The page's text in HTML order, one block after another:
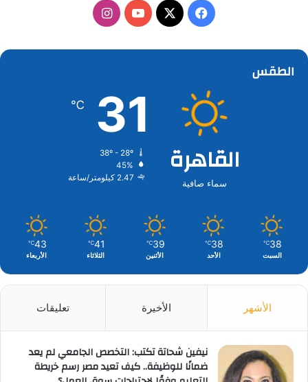
فيسبوك
‫X
‫YouTubeانستقرام
الطقس
القاهرة
سماء صافية
31
℃
45%
2.47 كيلومتر/ساعة
38
℃
السبت
38
℃
الأحد
39
℃
الأثنين
41
℃
الثلاثاء
43
℃
الأربعاء
الأشهر الأخيرة تعليقات
نيفين شحاتة تكتب: التخصص الجامعي لم يعد
ضمانًا للوظيفة.. كيف تعيد مصر رسم خريطة